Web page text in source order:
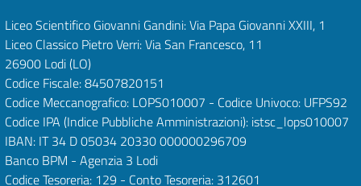
Liceo Scientifico Giovanni Gandini: Via Papa Giovanni XXIII, 1
Liceo Classico Pietro Verri: Via San Francesco, 11
26900 Lodi(LO)
Codice Fiscale: 84507820151
Codice Meccanografico: LOPS010007 - Codice Univoco: UFPS92
Codice IPA (Indice Pubbliche Amministrazioni): istsc_lops010007
IBAN: IT 34 D 05034 20330 000000296709
Banco BPM - Agenzia 3 Lodi
Codice Tesoreria: 129 - Conto Tesoreria: 312601